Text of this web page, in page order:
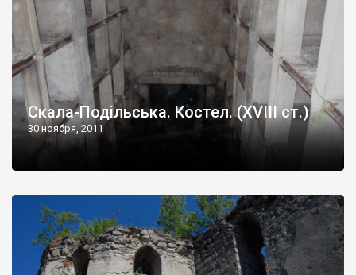
Скала-Подільська. Костел. (XVIII ст.)
30 ноября, 2011